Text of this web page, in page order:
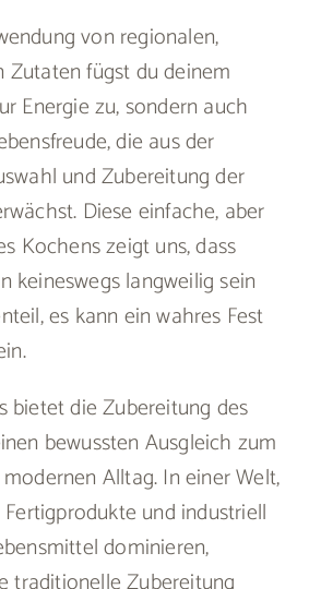
von regionalen,
Zutaten fügst du deinem
Energie zu, sondern auch
die aus der
und Zubereitung der
Diese einfache, aber
Kochens zeigt uns, dass
keineswegs langweilig sein
es kann ein wahres Fest
bietet die Zubereitung des
bewussten Ausgleich zum
Alltag. In einer Welt,
und industriell
dominieren,